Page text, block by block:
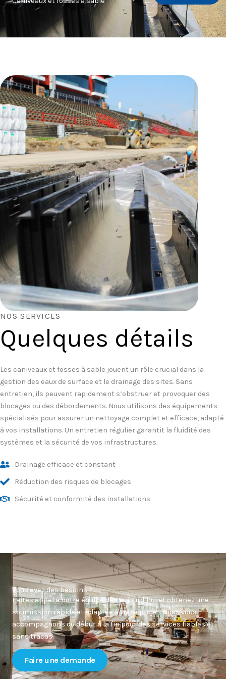
NOS SERVICES
Quelques détails
Les caniveaux et fosses à sable jouent un rôle crucial dans la
gestion des eaux de surface et le drainage des sites. Sans
entretien, ils peuvent rapidement s’obstruer et provoquer des
blocages ou des débordements. Nous utilisons des équipements
spécialisés pour assurer un nettoyage complet et efficace, adapté
à vos installations. Un entretien régulier garantit la fluidité des
systèmes et la sécurité de vos infrastructures.
Drainage efficace et constant
Réduction des risques de blocages
Sécurité et conformité des installations
Vous avez des besoins ?
Faites appel à notre équipe dès aujourd’hui et obtenez une
soumission rapide et adaptée à votre projet. Nous vous
accompagnons du début à la fin pour des services fiables et
sans tracas.
Faire une demande